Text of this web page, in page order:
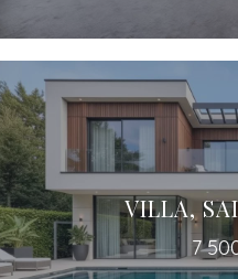
VILLA,
7